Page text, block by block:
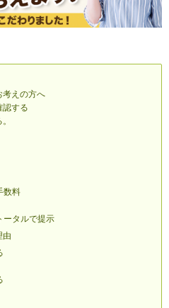
考えの方へ
認する
数料
ータルで提示
由